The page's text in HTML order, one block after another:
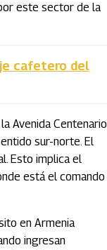
este sector de la
cafetero del
Avenida Centenario
sur-norte. El
Esto implica el
está el comando
en Armenia
ingresan